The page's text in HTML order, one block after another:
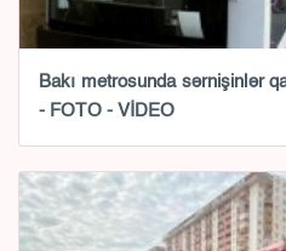
Bakı metrosunda sərnişinlər
- FOTO - VİDEO